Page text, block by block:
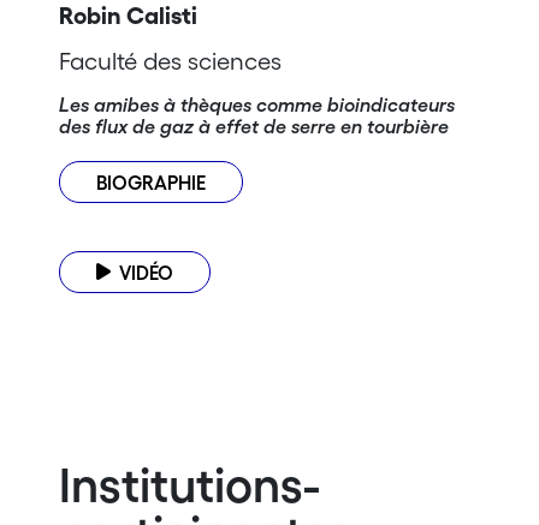
Robin Calisti
Faculté des sciences
Les amibes à thèques comme bioindicateurs
des flux de gaz à effet de serre en tourbière
BIOGRAPHIE
VIDÉO
Institutions-